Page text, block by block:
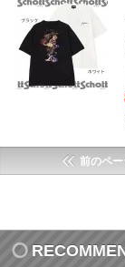
前のペ